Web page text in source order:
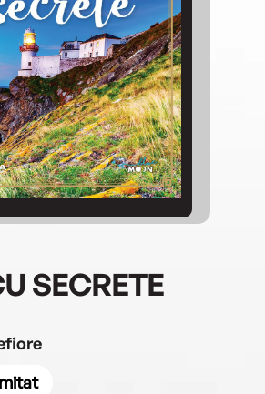
SECRETE